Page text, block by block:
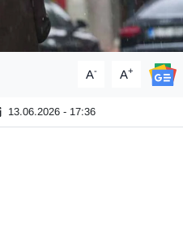
A- A+
13.06.2026 - 17:36